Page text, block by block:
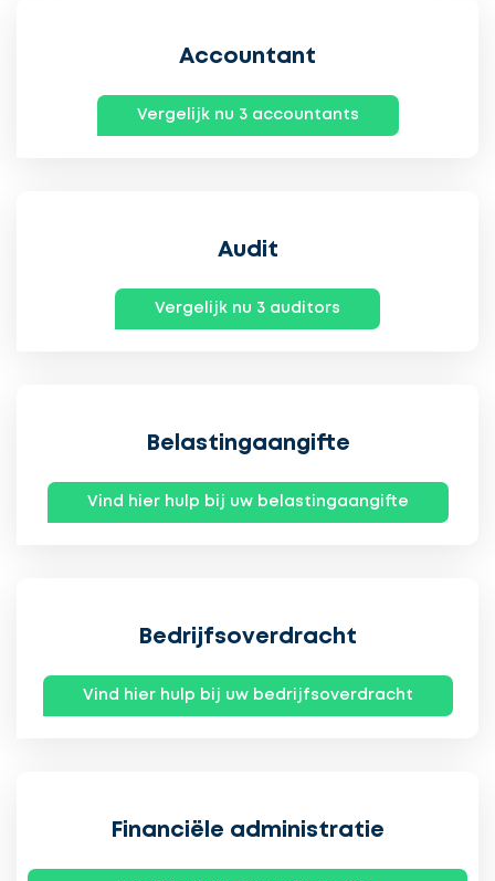
Accountant
Vergelijk nu 3 accountants
Audit
Vergelijk nu 3 auditors
Belastingaangifte
Vind hier hulp bij uw belastingaangifte
Bedrijfsoverdracht
Vind hier hulp bij uw bedrijfsoverdracht
Financiële administratie